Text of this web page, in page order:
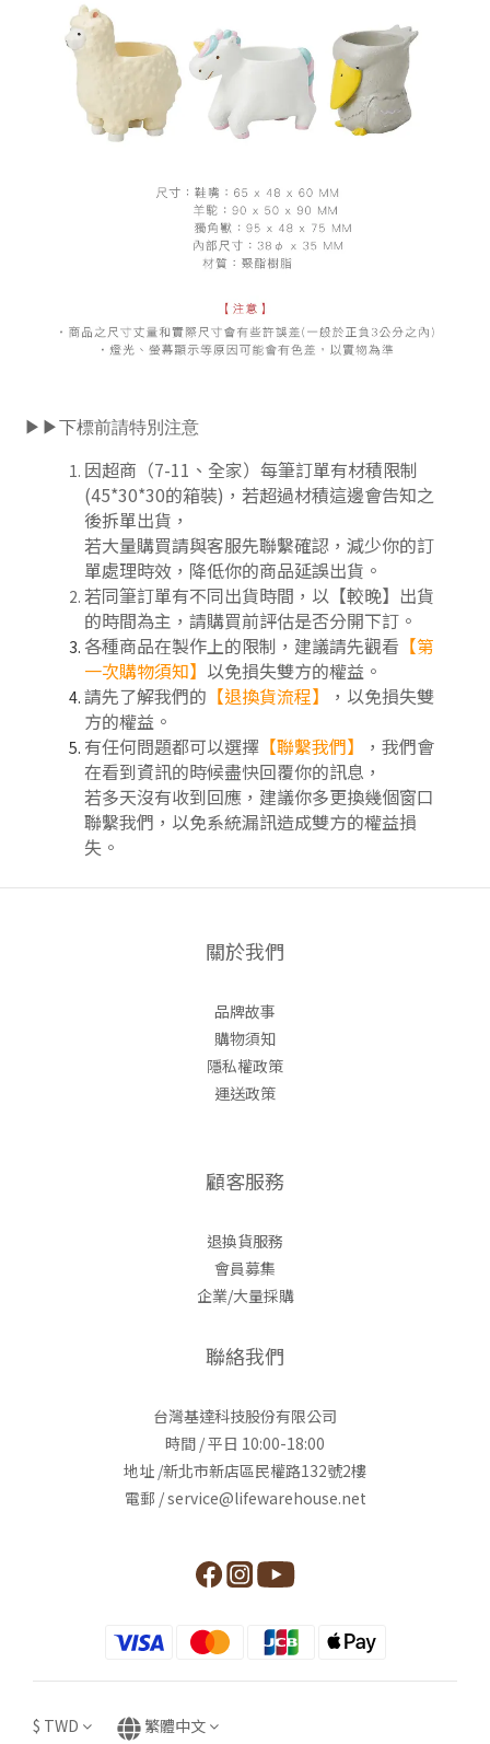
▶▶下標前請特別注意
因超商（7-11、全家）每筆訂單有材積限制
(45*30*30的箱裝)，若超過材積這邊會告知之
後拆單出貨，
若大量購買請與客服先聯繫確認，減少你的訂
單處理時效，降低你的商品延誤出貨。
若同筆訂單有不同出貨時間，以【較晚】出貨
的時間為主，請購買前評估是否分開下訂 。
各種商品在製作上的限制，建議請先觀看 【第
一次購物須知】 以免損失雙方的權益。
請先了解我們的 【退換貨流程】
，以免損失雙
方的權益。
有任何問題都可以選擇 【聯繫我們】
，我們會
在看到資訊的時候盡快回覆你的訊息，
若多天沒有收到回應，建議你多更換幾個窗口
聯繫我們，以免系統漏訊造成雙方的權益損
失。
關於我們
品牌故事
購物須知
隱私權政策
運送政策
顧客服務
退換貨服務
會員募集
企業/大量採購
聯絡我們
台灣基達科技股份有限公司
時間 / 平日 10:00-18:00
地址 /新北市新店區民權路132號2樓
電郵 / service@lifewarehouse.net
$ TWD 繁體中文